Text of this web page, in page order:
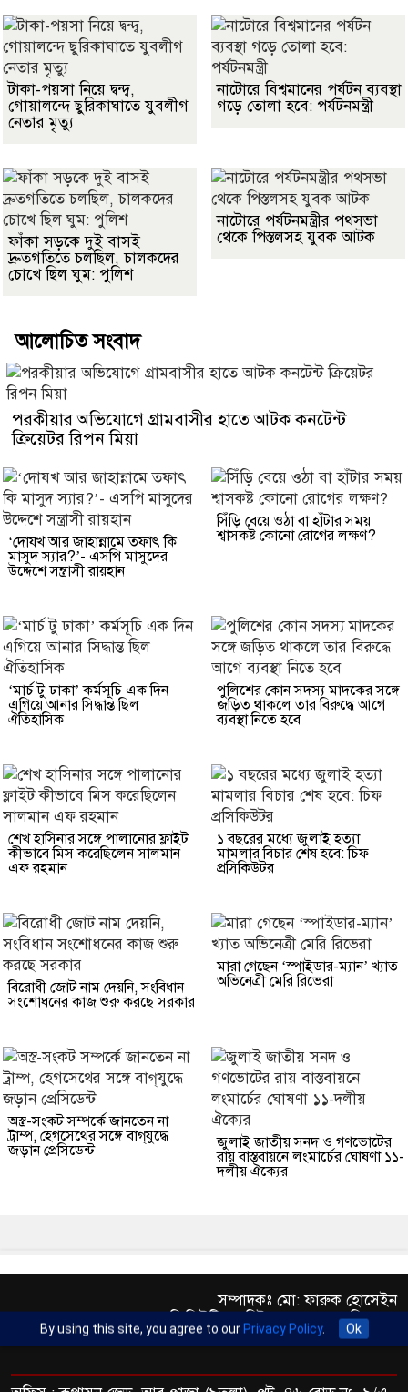
টাকা-পয়সা নিয়ে দ্বন্দ্ব,
গোয়ালন্দে ছুরিকাঘাতে যুবলীগ
নেতার মৃত্যু
নাটোরে বিশ্বমানের পর্যটন ব্যবস্থা
গড়ে তোলা হবে: পর্যটনমন্ত্রী
ফাঁকা সড়কে দুই বাসই
দ্রুতগতিতে চলছিল, চালকদের
চোখে ছিল ঘুম: পুলিশ
নাটোরে পর্যটনমন্ত্রীর পথসভা
থেকে পিস্তলসহ যুবক আটক
আলোচিত সংবাদ
পরকীয়ার অভিযোগে গ্রামবাসীর হাতে আটক কনটেন্ট
ক্রিয়েটর রিপন মিয়া
‘দোযখ আর জাহান্নামে তফাৎ কি
মাসুদ স্যার?’- এসপি মাসুদের
উদ্দেশে সন্ত্রাসী রায়হান
সিঁড়ি বেয়ে ওঠা বা হাঁটার সময়
শ্বাসকষ্ট কোনো রোগের লক্ষণ?
‘মার্চ টু ঢাকা’ কর্মসূচি এক দিন
এগিয়ে আনার সিদ্ধান্ত ছিল
ঐতিহাসিক
পুলিশের কোন সদস্য মাদকের সঙ্গে
জড়িত থাকলে তার বিরুদ্ধে আগে
ব্যবস্থা নিতে হবে
শেখ হাসিনার সঙ্গে পালানোর ফ্লাইট
কীভাবে মিস করেছিলেন সালমান
এফ রহমান
১ বছরের মধ্যে জুলাই হত্যা
মামলার বিচার শেষ হবে: চিফ
প্রসিকিউটর
বিরোধী জোট নাম দেয়নি, সংবিধান
সংশোধনের কাজ শুরু করছে সরকার
মারা গেছেন ‘স্পাইডার-ম্যান’ খ্যাত
অভিনেত্রী মেরি রিভেরা
অস্ত্র-সংকট সম্পর্কে জানতেন না
ট্রাম্প, হেগসেথের সঙ্গে বাগ্‌যুদ্ধে
জড়ান প্রেসিডেন্ট
জুলাই জাতীয় সনদ ও গণভোটের
রায় বাস্তবায়নে লংমার্চের ঘোষণা ১১-
দলীয় ঐক্যের
সম্পাদকঃ মো: ফারুক হোসেইন
এক্সিকিউটিভ এডিটরঃ ড. আব্দুর রহিম খান
প্রকাশকঃ মো: মতিউর রহমান
By using this site, you agree to our Privacy Policy. Ok